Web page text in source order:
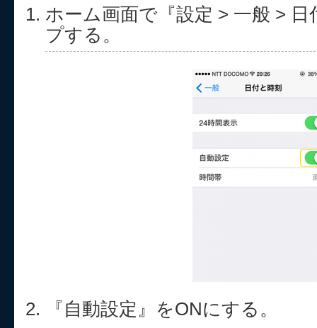
ホーム画面で『設定 > 一般 >
プする。
『自動設定』をONにする。